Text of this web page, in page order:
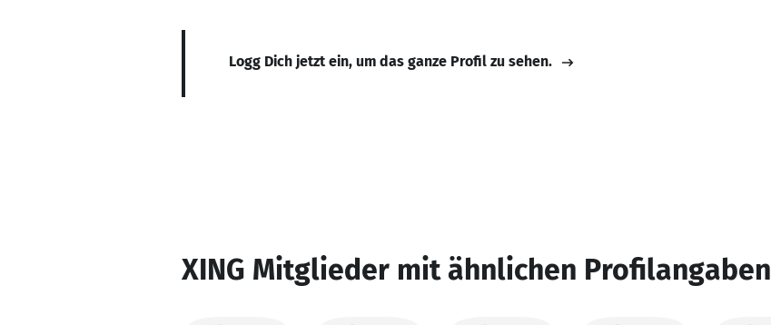
Logg Dich jetzt ein, um das ganze Profil zu sehen.
XING Mitglieder mit ähnlichen Profilangaben